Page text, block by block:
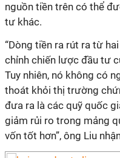
nguồn tiền trên có thể
tư khác.
“Dòng tiền ra rút ra từ
chỉnh chiến lược đầu tư
Tuy nhiên, nó không có
thoát khỏi thị trường
đưa ra là các quỹ quốc
giảm rủi ro trong mảng
vốn tốt hơn”, ông Liu